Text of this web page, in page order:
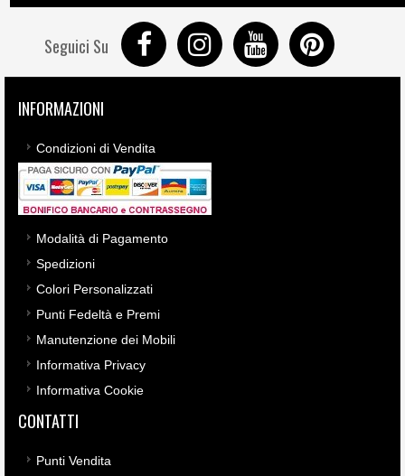
Seguici Su
INFORMAZIONI
Condizioni di Vendita
Modalità di Pagamento
Spedizioni
Colori Personalizzati
Punti Fedeltà e Premi
Manutenzione dei Mobili
Informativa Privacy
Informativa Cookie
CONTATTI
Punti Vendita